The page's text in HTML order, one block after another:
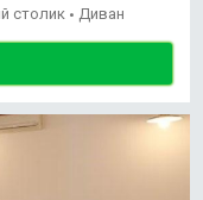
столик • Диван